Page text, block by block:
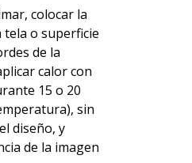
colocar la
tela o superficie
de la
calor con
15 o 20
sin
diseño, y
de la imagen